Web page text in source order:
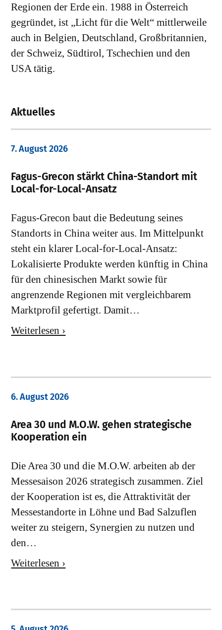
Regionen der Erde ein. 1988 in Österreich
gegründet, ist „Licht für die Welt“ mittlerweile
auch in Belgien, Deutschland, Großbritannien,
der Schweiz, Südtirol, Tschechien und den
USA tätig.
Aktuelles
7. August 2026
Fagus-Grecon stärkt China-Standort mit
Local-for-Local-Ansatz
Fagus-Grecon baut die Bedeutung seines
Standorts in China weiter aus. Im Mittelpunkt
steht ein klarer Local-for-Local-Ansatz:
Lokalisierte Produkte werden künftig in China
für den chinesischen Markt sowie für
angrenzende Regionen mit vergleichbarem
Marktprofil gefertigt. Damit…
Weiterlesen ›
6. August 2026
Area 30 und M.O.W. gehen strategische
Kooperation ein
Die Area 30 und die M.O.W. arbeiten ab der
Messesaison 2026 strategisch zusammen. Ziel
der Kooperation ist es, die Attraktivität der
Messestandorte in Löhne und Bad Salzuflen
weiter zu steigern, Synergien zu nutzen und
den…
Weiterlesen ›